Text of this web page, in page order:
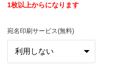
1枚以上からになります
宛名印刷サービス(無料)